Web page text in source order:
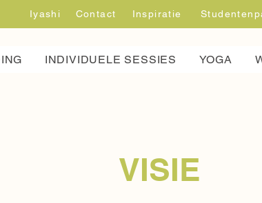
Iyashi Contact Inspiratie
INDIVIDUELE SESSIES YOGA
VISIE